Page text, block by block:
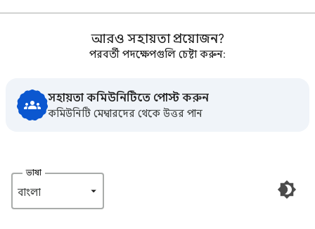
আরও সহায়তা প্রয়োজন?
পরবর্তী পদক্ষেপগুলি চেষ্টা করুন:
সহায়তা কমিউনিটিতে পোস্ট করুন
কমিউনিটি মেম্বারদের থেকে উত্তর পান
ভাষা
বাংলা‎